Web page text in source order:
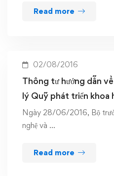
Read more
02/08/2016
Thông tư hướng dẫn
lý Quỹ phát triển khoa
Ngày 28/06/2016, Bộ
nghệ và …
Read more